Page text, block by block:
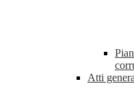
Atti